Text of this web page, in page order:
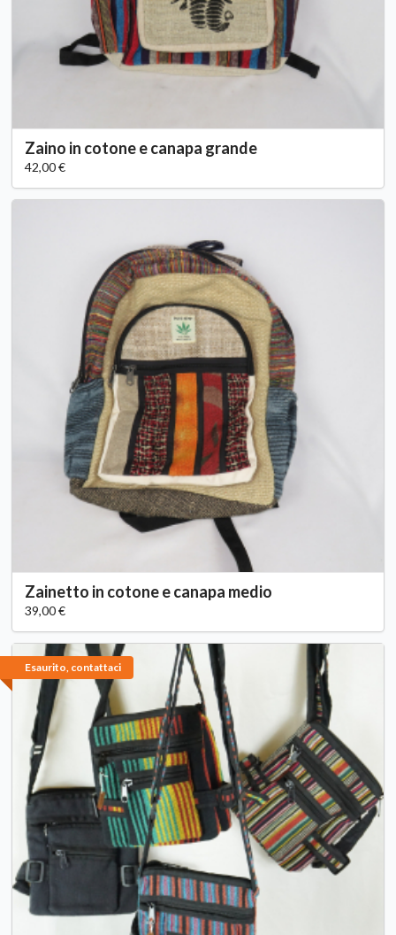
Zaino in cotone e canapa grande
42,00 €
Zainetto in cotone e canapa medio
39,00 €
Esaurito, contattaci